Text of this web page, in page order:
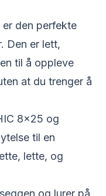
den perfekte
Den er lett,
til å oppleve
at du trenger å
8×25 og
til en
lette, og
og lurer på